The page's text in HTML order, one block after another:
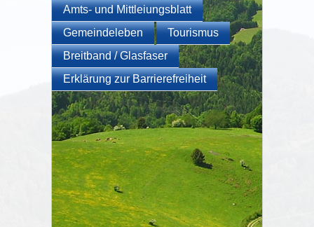
Amts- und Mittleiungsblatt
Gemeindeleben
Tourismus
Breitband / Glasfaser
Erklärung zur Barrierefreiheit